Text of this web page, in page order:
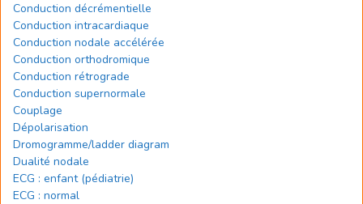
Conduction décrémentielle
Conduction intracardiaque
Conduction nodale accélérée
Conduction orthodromique
Conduction rétrograde
Conduction supernormale
Couplage
Dépolarisation
Dromogramme/ladder diagram
Dualité nodale
ECG : enfant (pédiatrie)
ECG : normal